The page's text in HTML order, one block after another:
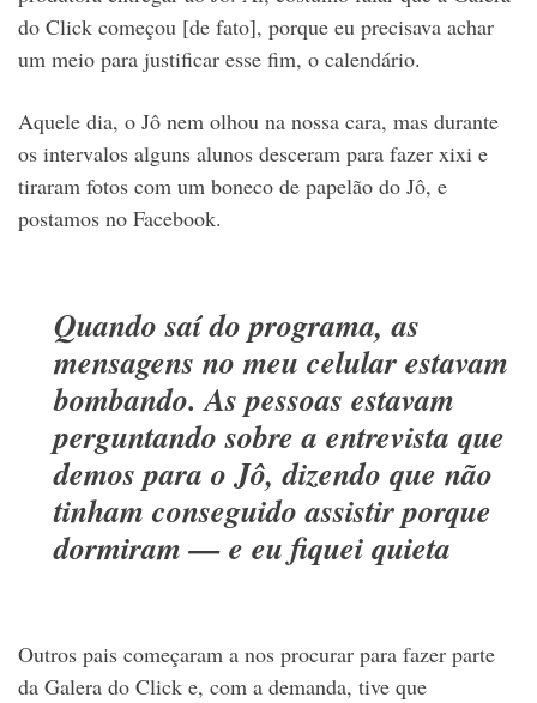
do Click começou [de fato], porque eu precisava achar
um meio para justificar esse fim, o calendário.
Aquele dia, o Jô nem olhou na nossa cara, mas durante
os intervalos alguns alunos desceram para fazer xixi e
tiraram fotos com um boneco de papelão do Jô, e
postamos no Facebook.
Quando saí do programa, as
mensagens no meu celular estavam
bombando. As pessoas estavam
perguntando sobre a entrevista que
demos para o Jô, dizendo que não
tinham conseguido assistir porque
dormiram — e eu fiquei quieta
Outros pais começaram a nos procurar para fazer parte
da Galera do Click e, com a demanda, tive que